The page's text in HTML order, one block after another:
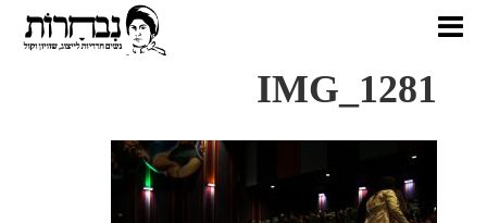
IMG_1281